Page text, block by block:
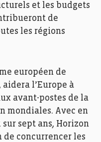
et les budgets
de
les régions
européen de
l’Europe à
avant-postes de la
mondiales. Avec en
sur sept ans, Horizon
de concurrencer les